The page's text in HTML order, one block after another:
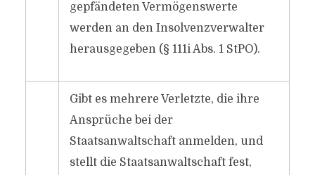
gepfändeten Vermögenswerte
werden an den Insolvenzverwalter
herausgegeben (§ 111i Abs. 1 StPO).
Gibt es mehrere Verletzte, die ihre
Ansprüche bei der
Staatsanwaltschaft anmelden, und
stellt die Staatsanwaltschaft fest,